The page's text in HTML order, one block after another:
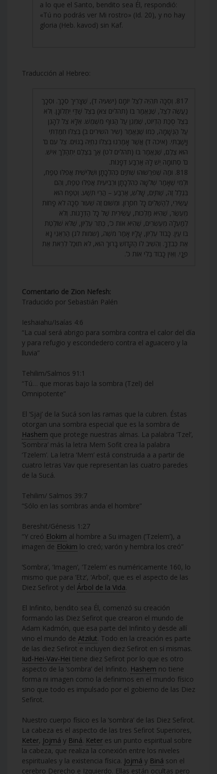
a lo que el Santo, bendito sea Él, respondió:
«Tú no podrás ver Mi rostro» (Id. 20), y no hay
gloria (Heb. kavod) sin Kaf.
Traducción al Hebreo:
817. וְסֻכָּה תִּהְיֶה לְצֵל יוֹמָם (ישעיה ד), שֶׁצָּרִיךְ סְכָךְ. וּסְכָךְ
נַעֲשֶׂה לְצֵל, שֶׁנֶּאֱמַר בּוֹ (תהלים צא) בְּצֵל שַׁדַּי יִתְלוֹנָן. וְלֹא
בְצֵל סֻכַּת הֶדְיוֹט, שֶׁמֵּגֵן עַל הַגּוּף מִשֶּׁמֶשׁ. אֶלָּא צֵל לְהָגֵן
עַל הַנְּשָׁמָה, כְּמוֹ שֶׁנֶּאֱמַר (שיר השירים ב) בְּצִלּוֹ חִמַּדְתִּי
וְיָשַׁבְתִּי. (איכה ד) אֲשֶׁר אָמַרְנוּ בְּצִלּוֹ נִחְיֶה בַגּוֹיִם. צֵל עִם ם’
הוּא צֶלֶם, שֶׁנֶּאֱמַר בּוֹ (תהלים לט) אַךְ בְּצֶלֶם יִתְהַלֶּךְ אִישׁ.
ם’ סְתוּמָה יֵשׁ לָהּ אַרְבַּע דְּפָנוֹת.
818. וּמַה שֶּׁפֵּרְשׁוּהוּ שְׁתַּיִם כְּהִלְכָתָן וּשְׁלִישִׁית אֲפִלּוּ טֶפַח,
וּלְמִי שֶׁאָמַר שְׁלֹשָׁה כְּהִלְכָתָן וּרְבִיעִית אֲפִלּוּ טֶפַח, וְהֵם
בִּגְלַל זֶה, שְׁתַּיִם, שָׁלֹשׁ, אַרְבַּע – הֲרֵי תֵּשַׁע. וְטֶפַח הוּא
עֲשִׂירִי, לְהַשְׁלִים כָּל חִסָּרוֹן. וּמִשּׁוּם זֶה שִׁעוּר סֻכָּה לֹא פָחוֹת
מֵעֶשֶׂר, שֶׁהִיא מַלְכוּת, עֲשִׂירִית שֶׁל כָּל הַדְּרָגוֹת. וְלֹא
לְמַעְלָה מֵעֶשְׂרִים, שֶׁהִיא אוֹת כ’, כֶּתֶר עֶלְיוֹן, שֶׁלֹּא שׁוֹלֶטֶת
בּוֹ עַיִן. כָּבוֹד עֶלְיוֹן, עָלָיו אָמַר מֹשֶׁה, (שמות לג) הַרְאֵנִי נָא
אֶת כְּבֹדֶךָ. וְהֵשִׁיב לוֹ הַקָּדוֹשׁ בָּרוּךְ הוּא, לֹא תוּכַל לִרְאֹת אֶת
פָּנָי. וְאֵין כָּבוֹד בְּלִי אוֹת כ’.
Comentario de Zion Nefesh:
Traducido por Sebastián Palén
Ieshaiahu/Isaías 4:6
“La cual será abrigo para sombra contra el calor del día
y para refugio y escondedero contra el aguacero y la
lluvia”
Tehilim/Salmos 91:1
“Tú… que moras bajo la sombra (Tzel) del
Omnipotente”
El ‘Sjaj’ de la Sucá son las ramas que la cubren. Éstas
otorgan una sombra especial que es la sombra de
Hashem que protege nuestras almas. La palabra ‘Tzel’,
‘Sombra’ más la letra Mem Sofit crea la palabra
‘Tzelem’. La letra ‘Mem’ está construida a a partir de
cuatro letras Vav que representan las cuatro paredes
de la Sucá.
Tehilim/ Salmos 39:7
“Sólo en las sombras anda el hombre”
Bereshit/Génesis 1:27
“Y creó Elokim al hombre a Su imagen (‘Tzelem’), a
imagen de Elokim lo creó; varón y hembra los creó”
‘Sombra’, ‘Imagen’, ‘Tzelem’ es numéricamente 160, lo
mismo que para ‘Etz’, ‘Arbol’, que es el aspecto de las
Diez Sefirot y del Árbol de la Vida.
El Infinito, bendito sea Él, comenzó su creación
formando las Diez Sefirot que crearon el mundo de
Adam Kadmón, que esa parte del Infinito y desde allí
vino el mundo de Atzilut. Todo en la creación es parte
de las diez Sefirot e incluyen diez Sefirot en sí mismas.
Iud-Hei-Vav-Hei tiene diez Sefirot por lo que es otro
aspecto de la ‘sombra’ del Infinito. Hashem no tiene
forma ni imagen como la definimos en el mundo físico
sino que todo es impulsado por el gobierno de las Diez
Sefirot.
Nuestro cuerpo físico es la ‘sombra’ de las Diez Sefirot.
La cabeza es el aspecto de las tres Sefirot Superiores,
Keter, Jojmá y Biná. Keter es un punto espiritual sobre
la cabeza, que realiza la conexión entre los niveles
espirituales y la existencia física. Jojmá y Biná son el
cerebro Derecho e Izquierdo. Ellas están ocultas pero